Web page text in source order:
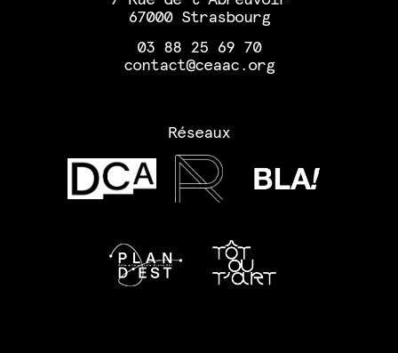
67000 Strasbourg
03 88 25 69 70
contact@ceaac.org
Réseaux